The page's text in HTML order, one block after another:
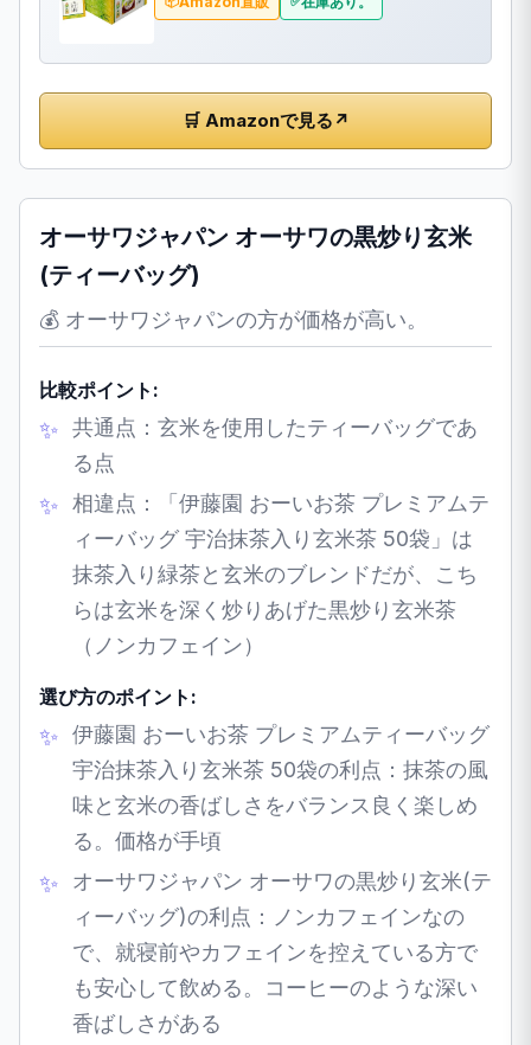
🛒 Amazonで見る ↗
オーサワジャパン オーサワの黒炒り玄米
(ティーバッグ)
💰 オーサワジャパンの方が価格が高い。
比較ポイント:
共通点：玄米を使用したティーバッグであ
る点
相違点：「伊藤園 おーいお茶 プレミアムテ
ィーバッグ 宇治抹茶入り玄米茶 50袋」は
抹茶入り緑茶と玄米のブレンドだが、こち
らは玄米を深く炒りあげた黒炒り玄米茶
（ノンカフェイン）
選び方のポイント:
伊藤園 おーいお茶 プレミアムティーバッグ
宇治抹茶入り玄米茶 50袋の利点：抹茶の風
味と玄米の香ばしさをバランス良く楽しめ
る。価格が手頃
オーサワジャパン オーサワの黒炒り玄米(テ
ィーバッグ)の利点：ノンカフェインなの
で、就寝前やカフェインを控えている方で
も安心して飲める。コーヒーのような深い
香ばしさがある